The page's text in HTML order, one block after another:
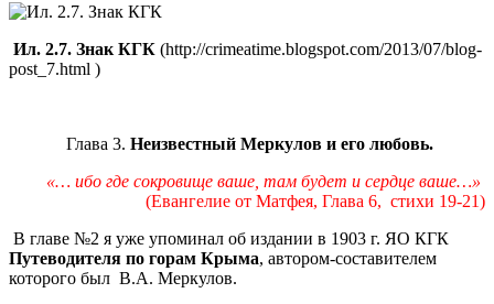
Ил. 2.7. Знак КГК (http://crimeatime.blogspot.com/2013/07/blog-
post_7.html )
Глава 3. Неизвестный Меркулов и его любовь.
«… ибо где сокровище ваше, там будет и сердце ваше…»
(Евангелие от Матфея, Глава 6, стихи 19-21)
В главе №2 я уже упоминал об издании в 1903 г. ЯО КГК
Путеводителя по горам Крыма, автором-составителем
которого был В.А. Меркулов.